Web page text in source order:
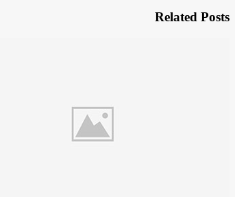
Related Posts